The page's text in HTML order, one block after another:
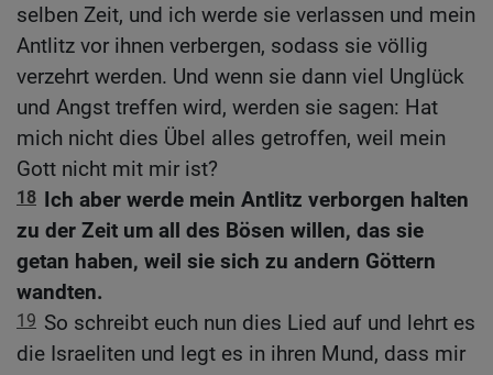
selben Zeit, und ich werde sie verlassen und mein
Antlitz vor ihnen verbergen, sodass sie völlig
verzehrt werden. Und wenn sie dann viel Unglück
und Angst treffen wird, werden sie sagen: Hat
mich nicht dies Übel alles getroffen, weil mein
Gott nicht mit mir ist?
18 Ich aber werde mein Antlitz verborgen halten
zu der Zeit um all des Bösen willen, das sie
getan haben, weil sie sich zu andern Göttern
wandten.
19 So schreibt euch nun dies Lied auf und lehrt es
die Israeliten und legt es in ihren Mund, dass mir